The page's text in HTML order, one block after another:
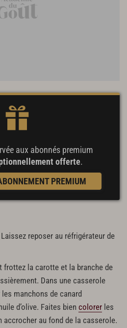
aux abonnés premium
offerte.
PREMIUM
Laissez reposer au réfrigérateur de
frottez la carotte et la branche de
Dans une casserole
manchons de canard
d’olive. Faites bien colorer les
accrocher au fond de la casserole.